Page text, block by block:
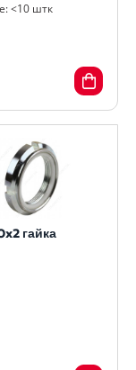
<10 штк
гайка